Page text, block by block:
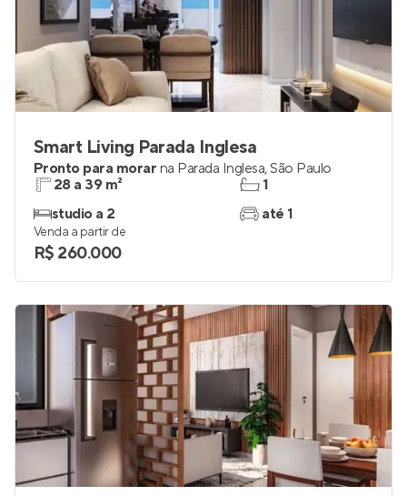
Smart Living Parada Inglesa
Pronto para morar na Parada Inglesa,São Paulo
28 a 39 m²
studio a 2
1
até 1
Venda a partir de
R$ 260.000